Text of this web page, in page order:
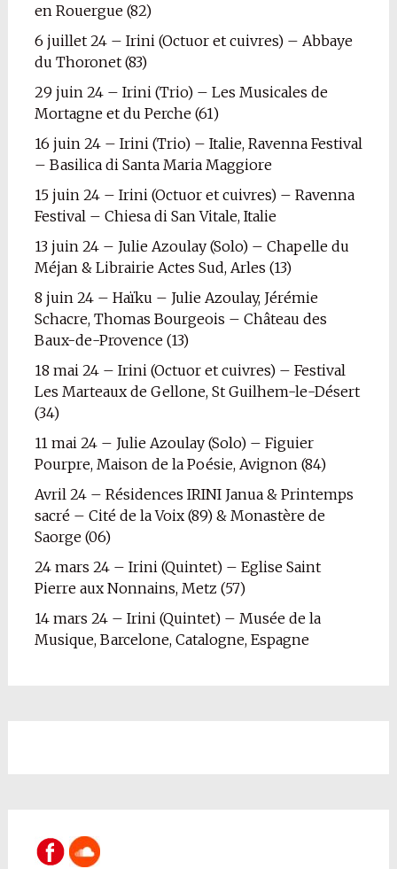
en Rouergue (82)
6 juillet 24 – Irini (Octuor et cuivres) – Abbaye
du Thoronet (83)
29 juin 24 – Irini (Trio) – Les Musicales de
Mortagne et du Perche (61)
16 juin 24 – Irini (Trio) – Italie, Ravenna Festival
– Basilica di Santa Maria Maggiore
15 juin 24 – Irini (Octuor et cuivres) – Ravenna
Festival – Chiesa di San Vitale, Italie
13 juin 24 – Julie Azoulay (Solo) – Chapelle du
Méjan & Librairie Actes Sud, Arles (13)
8 juin 24 – Haïku – Julie Azoulay, Jérémie
Schacre, Thomas Bourgeois – Château des
Baux-de-Provence (13)
18 mai 24 – Irini (Octuor et cuivres) – Festival
Les Marteaux de Gellone, St Guilhem-le-Désert
(34)
11 mai 24 – Julie Azoulay (Solo) – Figuier
Pourpre, Maison de la Poésie, Avignon (84)
Avril 24 – Résidences IRINI Janua & Printemps
sacré – Cité de la Voix (89) & Monastère de
Saorge (06)
24 mars 24 – Irini (Quintet) – Eglise Saint
Pierre aux Nonnains, Metz (57)
14 mars 24 – Irini (Quintet) – Musée de la
Musique, Barcelone, Catalogne, Espagne